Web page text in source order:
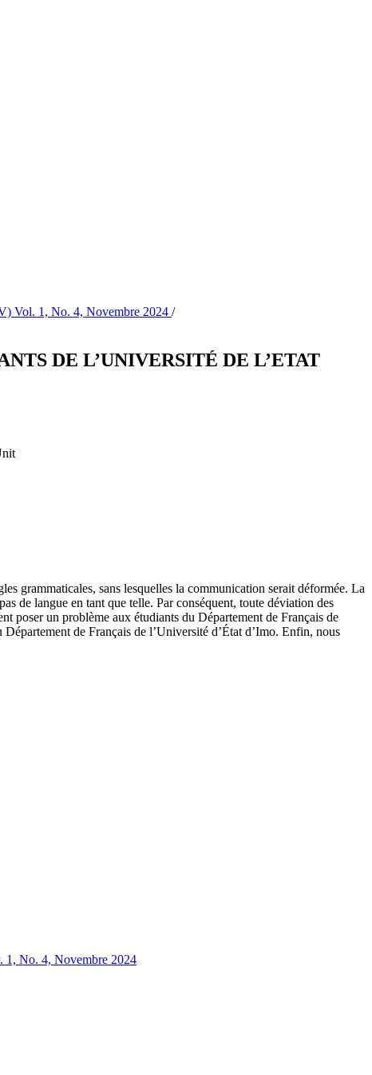
Vol. 1, No. 4, Novembre 2024 /
DE L’UNIVERSITÉ DE L’ETAT
grammaticales, sans lesquelles la communication serait déformée. La
de langue en tant que telle. Par conséquent, toute déviation des
poser un problème aux étudiants du Département de Français de
de Français de l’Université d’État d’Imo. Enfin, nous
No. 4, Novembre 2024